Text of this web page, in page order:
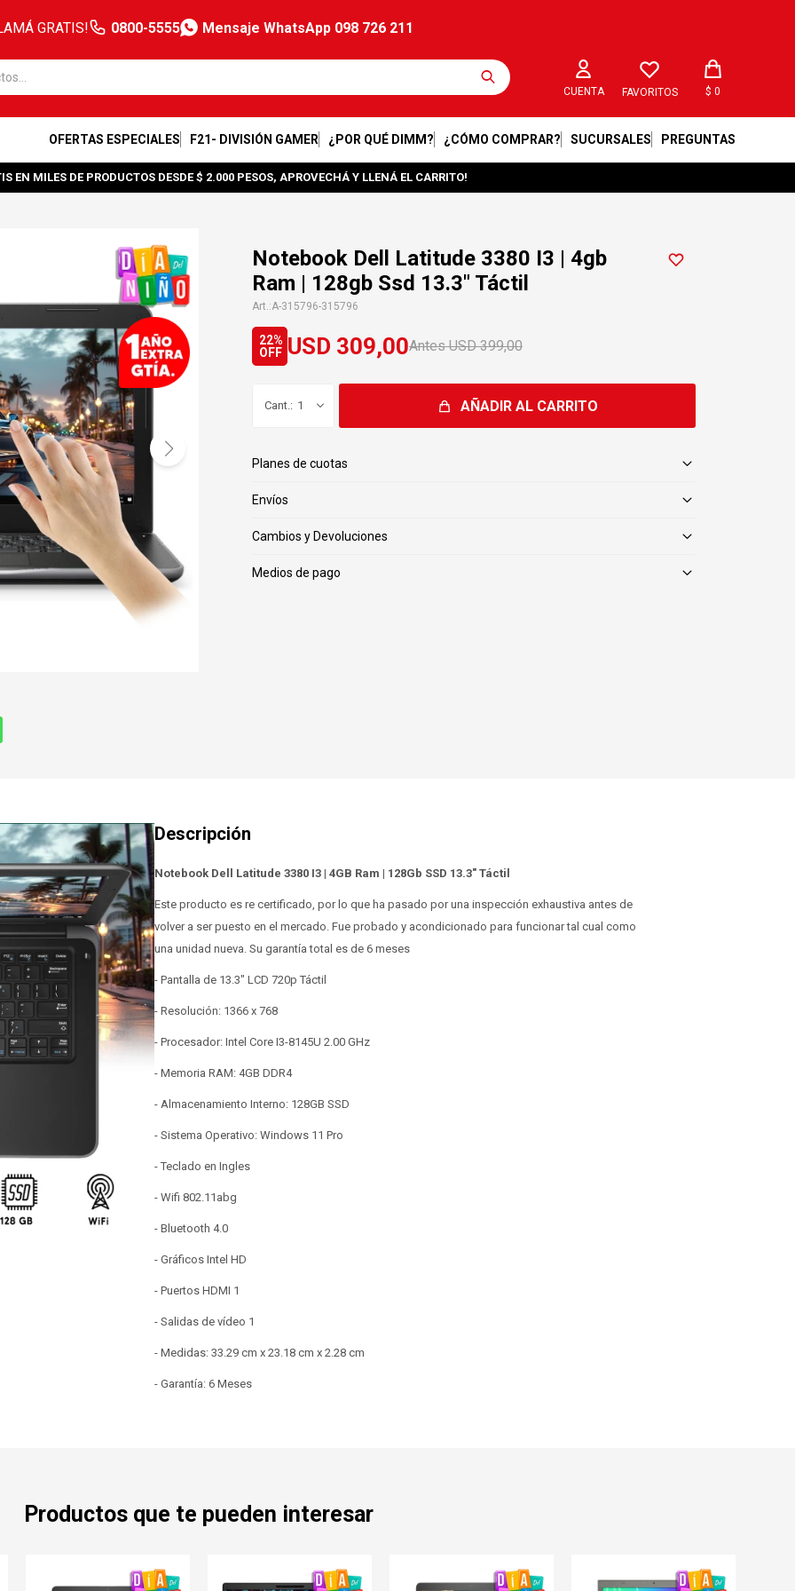
GRATIS! 0800-5555 Mensaje WhatsApp 098 726 211
OFERTAS ESPECIALES F21- DIVISIÓN GAMER ¿POR QUÉ DIMM? ¿CÓMO COMPRAR? SUCURSALES PREGUNTAS
FAVORITOS $ 0
EN MILES DE PRODUCTOS DESDE $ 2.000 PESOS, APROVECHÁ Y LLENÁ EL CARRITO!
Notebook Dell Latitude 3380 I3 | 4gb
Ram | 128gb Ssd 13.3" Táctil
A-315796-315796
USD 309,00 USD 399,00
22
1 AÑADIR AL CARRITO
Planes de cuotas
Envíos
Cambios y Devoluciones
Medios de pago
Notebook Dell Latitude 3380 I3 | 4GB Ram | 128Gb SSD 13.3" Táctil
Este producto es re certificado, por lo que ha pasado por una inspección exhaustiva antes de
volver a ser puesto en el mercado. Fue probado y acondicionado para funcionar tal cual como
una unidad nueva. Su garantía total es de 6 meses
- Pantalla de 13.3" LCD 720p Táctil
- Resolución: 1366 x 768
- Procesador: Intel Core I3-8145U 2.00 GHz
- Memoria RAM: 4GB DDR4
- Almacenamiento Interno: 128GB SSD
- Sistema Operativo: Windows 11 Pro
- Teclado en Ingles
- Wifi 802.11abg
- Bluetooth 4.0
- Gráficos Intel HD
- Puertos HDMI 1
- Salidas de vídeo 1
- Medidas: 33.29 cm x 23.18 cm x 2.28 cm
- Garantía: 6 Meses
Productos que te pueden interesar